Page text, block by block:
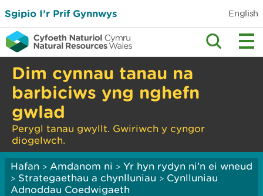
Sgipio I’r Prif Gynnwys English
Dim cynnau tanau na
barbiciws yng nghefn
gwlad
Perygl tanau gwyllt. Gwiriwch y cyngor
diogelwch.
Hafan > Amdanom ni > Yr hyn rydyn ni’n ei wneud
> Strategaethau a chynlluniau > Cynlluniau
Adnoddau Coedwigaeth